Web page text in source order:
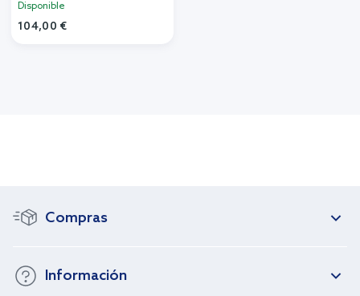
Disponible
104,00 €
Compras
Información